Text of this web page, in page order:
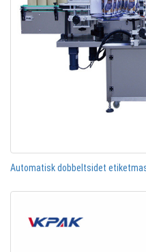
Automatisk dobbeltsidet